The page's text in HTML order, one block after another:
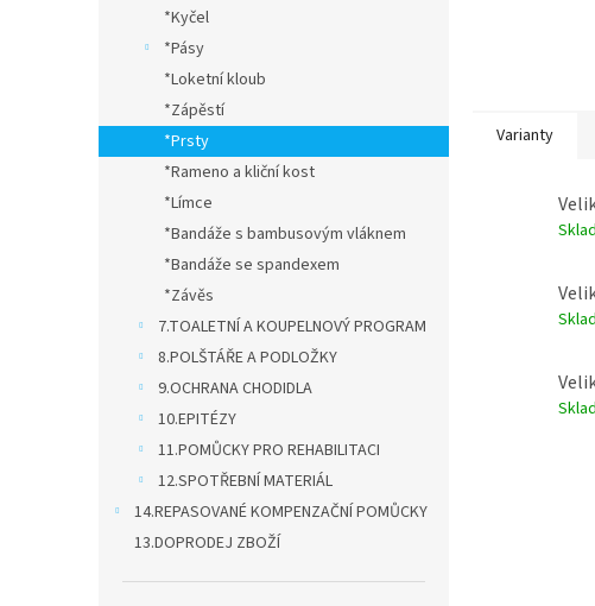
*Kyčel
*Pásy
*Loketní kloub
*Zápěstí
*Prsty
*Rameno a kliční kost
*Límce
*Bandáže s bambusovým vláknem
*Bandáže se spandexem
*Závěs
7.TOALETNÍ A KOUPELNOVÝ PROGRAM
8.POLŠTÁŘE A PODLOŽKY
9.OCHRANA CHODIDLA
10.EPITÉZY
11.POMŮCKY PRO REHABILITACI
12.SPOTŘEBNÍ MATERIÁL
14.REPASOVANÉ KOMPENZAČNÍ POMŮCKY
13.DOPRODEJ ZBOŽÍ
Varianty